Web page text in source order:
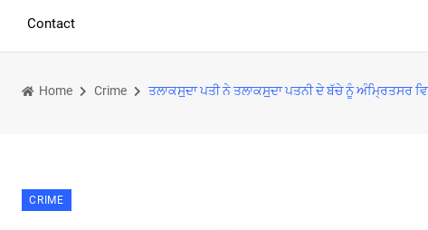
Contact
Home Crime ਤਲਾਕਸੁ਼ਦਾ ਪਤੀ ਨੇ ਤਲਾਕਸੁ਼ਦਾ ਪਤਨੀ ਦੇ ਬੱਚੇ ਨੂੰ ਅੰਮ੍ਰਿਤਸਰ
CRIME